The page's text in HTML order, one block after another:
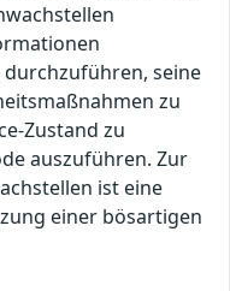
seine
zu
Zustand zu
auszuführen. Zur
ist eine
einer bösartigen